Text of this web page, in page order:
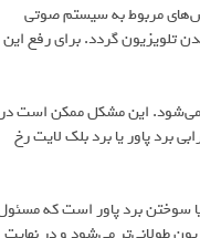
مربوط به سیستم صوتی
تلویزیون گردد. برای رفع این
این مشکل ممکن است در
برد پاور یا برد بلک لایت رخ
سوختن برد پاور است که